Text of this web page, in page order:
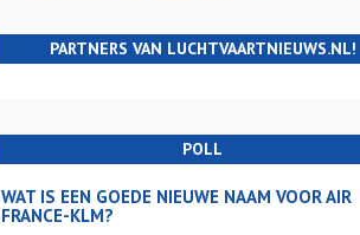
PARTNERS VAN LUCHTVAARTNIEUWS.NL!
POLL
WAT IS EEN GOEDE NIEUWE NAAM VOOR AIR
FRANCE-KLM?